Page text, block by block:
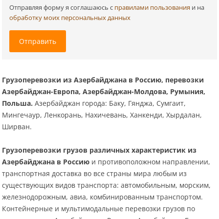
Отправляя форму я соглашаюсь c правилами пользования и на
обработку моих персональных данных
Отправить
Грузоперевозки из Азербайджана в Россию, перевозки
Азербайджан-Европа, Азербайджан-Молдова, Румыния,
Польша. Азербайджан города: Баку, Гянджа, Сумгаит,
Мингечаур, Ленкорань, Нахичевань, Ханкенди, Хырдалан,
Ширван.
Грузоперевозки грузов различных характеристик из
Азербайджана в Россию и противоположном направлении,
транспортная доставка во все страны мира любым из
существующих видов транспорта: автомобильным, морским,
железнодорожным, авиа, комбинированным транспортом.
Контейнерные и мультимодальные перевозки грузов по